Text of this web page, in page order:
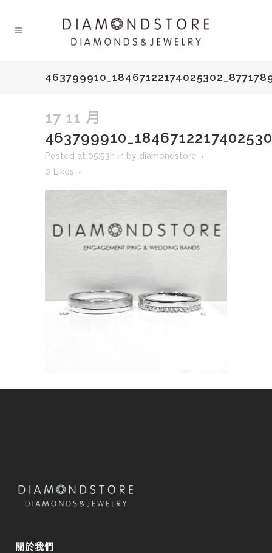
17 11 月
Posted at 05:53h in by diamondstore
0
Likes
關於我們